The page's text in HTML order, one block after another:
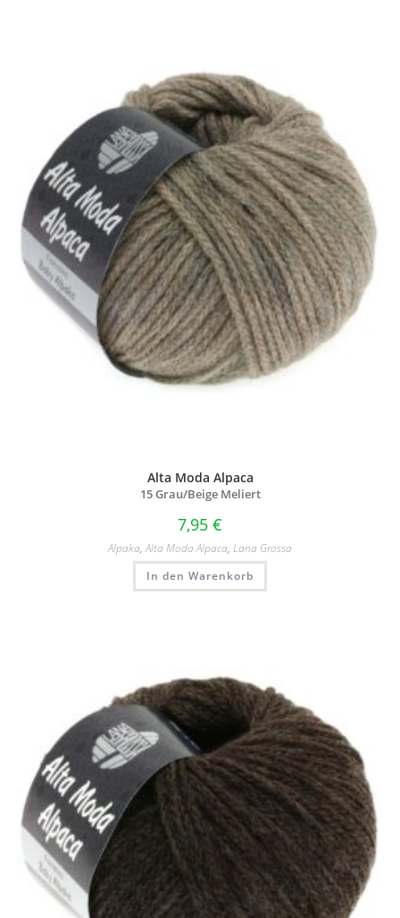
Alta Moda Alpaca
15 Grau/Beige Meliert
7,95 €
Alpaka,Alta Moda Alpaca, Lana Grossa
In den Warenkorb